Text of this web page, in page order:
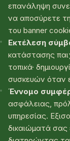
επανάληψη
να αποσύρετε
του banner
Εκτέλεση
κατάστασης
τοπικά·
συσκευών όταν
Έννομο
ασφάλειας,
υπηρεσίας.
δικαιώματά